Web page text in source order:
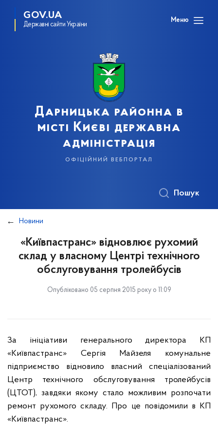
GOV.UA
Державні сайти України
Меню
Дарницька районна в
місті Києві державна
адміністрація
офіційний вебпортал
Пошук
Новини
«Київпастранс» відновлює рухомий
склад у власному Центрі технічного
обслуговування тролейбусів
Опубліковано 05 серпня 2015 року о 11:09
За ініціативи генерального директора КП
«Київпастранс» Сергія Майзеля комунальне
підприємство відновило власний спеціалізований
Центр технічного обслуговування тролейбусів
(ЦТОТ), завдяки якому стало можливим розпочати
ремонт рухомого складу. Про це повідомили в КП
«Київпастранс».